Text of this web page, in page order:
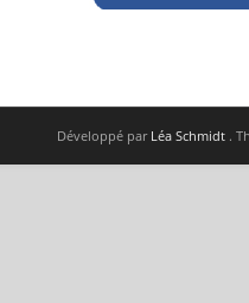
Développé par Léa Schmidt .